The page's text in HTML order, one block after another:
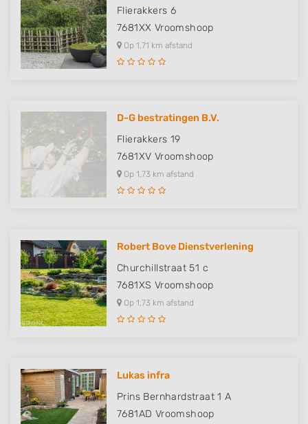
Flierakkers 6
7681XX Vroomshoop
Op 1,71 km afstand
D-G bestratingen B.V.
Flierakkers 19
7681XV Vroomshoop
Op 1,73 km afstand
Robert Bove Dienstverlening
Churchillstraat 51 c
7681XS Vroomshoop
Op 1,73 km afstand
Lukas infra
Prins Bernhardstraat 1 A
7681AD Vroomshoop